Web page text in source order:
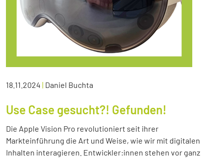
18.11.2024 | Daniel Buchta
Use Case gesucht?! Gefunden!
Die Apple Vision Pro revolutioniert seit ihrer
Markteinführung die Art und Weise, wie wir mit digitalen
Inhalten interagieren. Entwickler:innen stehen vor ganz